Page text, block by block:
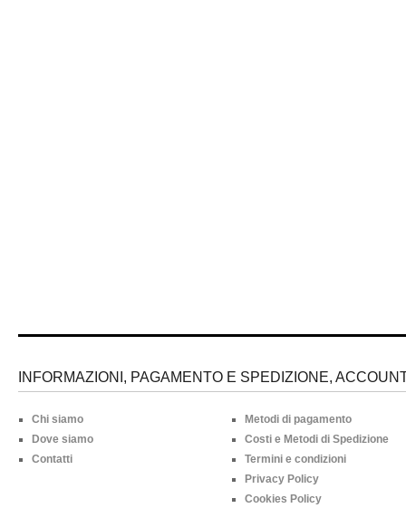
INFORMAZIONI, PAGAMENTO E SPEDIZIONE,
Chi siamo
Dove siamo
Contatti
Metodi di pagamento
Costi e Metodi di Spedizione
Termini e condizioni
Privacy Policy
Cookies Policy